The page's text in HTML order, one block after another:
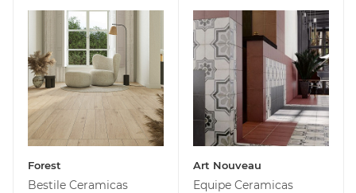
Forest
Bestile Ceramicas
Art Nouveau
Equipe Ceramicas